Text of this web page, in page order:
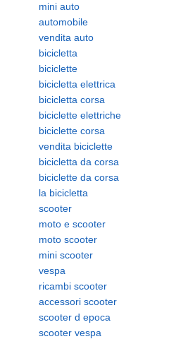
mini auto
automobile
vendita auto
bicicletta
biciclette
bicicletta elettrica
bicicletta corsa
biciclette elettriche
biciclette corsa
vendita biciclette
bicicletta da corsa
biciclette da corsa
la bicicletta
scooter
moto e scooter
moto scooter
mini scooter
vespa
ricambi scooter
accessori scooter
scooter d epoca
scooter vespa